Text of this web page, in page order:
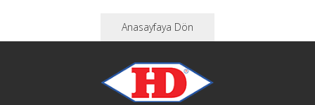
Anasayfaya Dön